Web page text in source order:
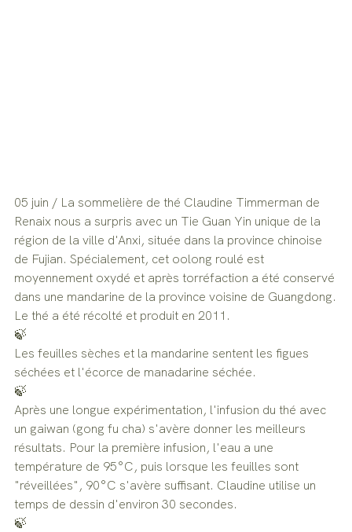
05 juin / La sommelière de thé Claudine Timmerman de
Renaix nous a surpris avec un Tie Guan Yin unique de la
région de la ville d'Anxi, située dans la province chinoise
de Fujian. Spécialement, cet oolong roulé est
moyennement oxydé et après torréfaction a été conservé
dans une mandarine de la province voisine de Guangdong.
Le thé a été récolté et produit en 2011.
🍃
Les feuilles sèches et la mandarine sentent les figues
séchées et l'écorce de manadarine séchée.
🍃
Après une longue expérimentation, l'infusion du thé avec
un gaiwan (gong fu cha) s'avère donner les meilleurs
résultats. Pour la première infusion, l'eau a une
température de 95°C, puis lorsque les feuilles sont
"réveillées", 90°C s'avère suffisant. Claudine utilise un
temps de dessin d'environ 30 secondes.
🍃